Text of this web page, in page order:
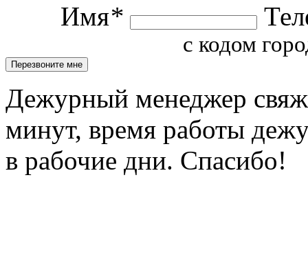
Имя*
с кодом
Дежурный менеджер
минут, время работы
в рабочие дни. Спасибо!